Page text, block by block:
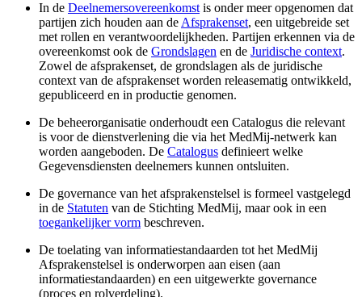
In de Deelnemersovereenkomst is onder meer opgenomen dat
partijen zich houden aan de Afsprakenset, een uitgebreide set
met rollen en verantwoordelijkheden. Partijen erkennen via de
overeenkomst ook de Grondslagen en de Juridische context.
Zowel de afsprakenset, de grondslagen als de juridische
context van de afsprakenset worden releasematig ontwikkeld,
gepubliceerd en in productie genomen.
De beheerorganisatie onderhoudt een Catalogus die relevant
is voor de dienstverlening die via het MedMij-netwerk kan
worden aangeboden. De Catalogus definieert welke
Gegevensdiensten deelnemers kunnen ontsluiten.
De governance van het afsprakenstelsel is formeel vastgelegd
in de Statuten van de Stichting MedMij, maar ook in een
toegankelijker vorm beschreven.
De toelating van informatiestandaarden tot het MedMij
Afsprakenstelsel is onderworpen aan eisen (aan
informatiestandaarden) en een uitgewerkte governance
(proces en rolverdeling).